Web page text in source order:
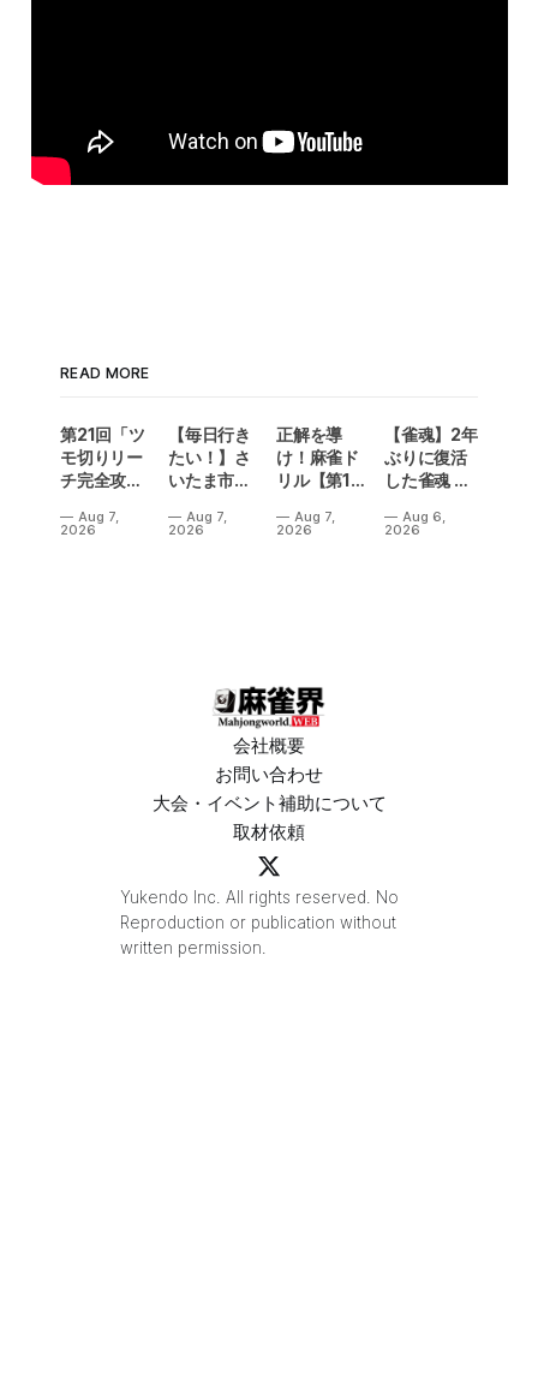
READ MORE
第21回「ツ
モ切りリー
チ完全攻
Aug 7,
2026
【毎日行き
たい！】さ
いたま市に
誕生！？
Aug 7,
2026
正解を導
け！麻雀ド
リル【第14
Aug 7,
2026
【雀魂】2年
ぶりに復活
した雀魂 企
予選出場企
Aug 6,
2026
会社概要
お問い合わせ
大会・イベント補助について
取材依頼
Yukendo Inc. All rights reserved. No
Reproduction or publication without
written permission.